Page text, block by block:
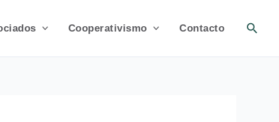
Cooperativismo Contacto